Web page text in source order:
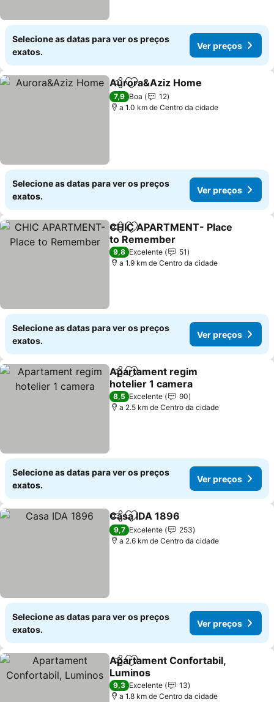
Selecione as datas para ver os preços
exatos.
Ver preços
PartilharAdicionar aos favoritos
Aurora&Aziz Home
7,9 Boa
12
a 1.0 km de Centro da cidade
Selecione as datas para ver os preços
exatos.
Ver preços
PartilharAdicionar aos favoritos
CHIC APARTMENT- Place
to Remember
Ver preços
9,8 Excelente
51
a 1.9 km de Centro da cidade
Selecione as datas para ver os preços
exatos.
Ver preços
PartilharAdicionar aos favoritos
Apartament regim
hotelier 1 camera
Ver preços
8,5 Excelente
90
a 2.5 km de Centro da cidade
Selecione as datas para ver os preços
exatos.
Ver preços
PartilharAdicionar aos favoritos
Casa IDA 1896
9,7 Excelente
253
a 2.6 km de Centro da cidade
Selecione as datas para ver os preços
exatos.
Ver preços
PartilharAdicionar aos favoritos
Apartament Confortabil,
Luminos
Ver preços
9,3 Excelente
13
a 1.8 km de Centro da cidade